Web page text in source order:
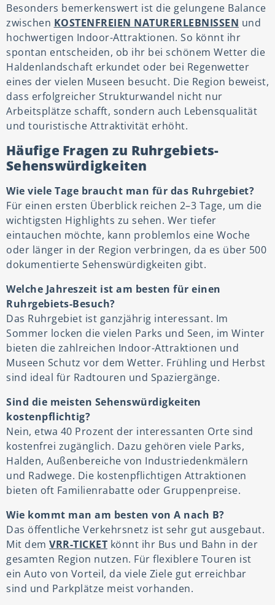
Besonders bemerkenswert ist die gelungene Balance
zwischen KOSTENFREIEN NATURERLEBNISSEN und
hochwertigen Indoor-Attraktionen. So könnt ihr
spontan entscheiden, ob ihr bei schönem Wetter die
Haldenlandschaft erkundet oder bei Regenwetter
eines der vielen Museen besucht. Die Region beweist,
dass erfolgreicher Strukturwandel nicht nur
Arbeitsplätze schafft, sondern auch Lebensqualität
und touristische Attraktivität erhöht.
Häufige Fragen zu Ruhrgebiets-
Sehenswürdigkeiten
Wie viele Tage braucht man für das Ruhrgebiet?
Für einen ersten Überblick reichen 2–3 Tage, um die
wichtigsten Highlights zu sehen. Wer tiefer
eintauchen möchte, kann problemlos eine Woche
oder länger in der Region verbringen, da es über 500
dokumentierte Sehenswürdigkeiten gibt.
Welche Jahreszeit ist am besten für einen
Ruhrgebiets-Besuch?
Das Ruhrgebiet ist ganzjährig interessant. Im
Sommer locken die vielen Parks und Seen, im Winter
bieten die zahlreichen Indoor-Attraktionen und
Museen Schutz vor dem Wetter. Frühling und Herbst
sind ideal für Radtouren und Spaziergänge.
Sind die meisten Sehenswürdigkeiten
kostenpflichtig?
Nein, etwa 40 Prozent der interessanten Orte sind
kostenfrei zugänglich. Dazu gehören viele Parks,
Halden, Außenbereiche von Industriedenkmälern
und Radwege. Die kostenpflichtigen Attraktionen
bieten oft Familienrabatte oder Gruppenpreise.
Wie kommt man am besten von A nach B?
Das öffentliche Verkehrsnetz ist sehr gut ausgebaut.
Mit dem VRR-TICKET könnt ihr Bus und Bahn in der
gesamten Region nutzen. Für flexiblere Touren ist
ein Auto von Vorteil, da viele Ziele gut erreichbar
sind und Parkplätze meist vorhanden.